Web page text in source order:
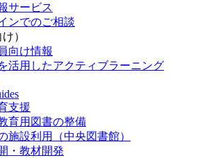
サービス
ンでのご相談
）
向け情報
活用したアクティブラーニング
支援
育用図書の整備
施設利用（中央図書館）
・教材開発